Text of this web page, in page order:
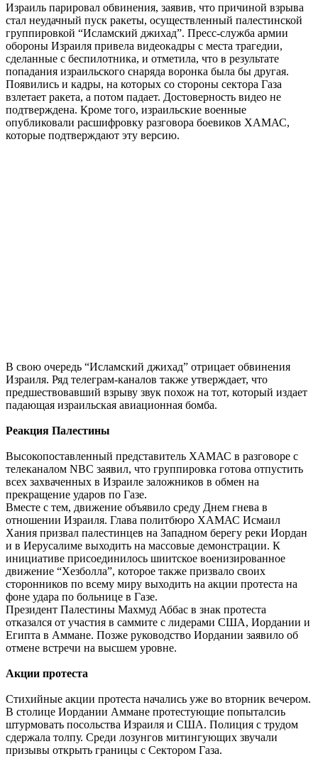
Израиль парировал обвинения, заявив, что причиной взрыва
стал неудачный пуск ракеты, осуществленный палестинской
группировкой “Исламский джихад”. Пресс-служба армии
обороны Израиля привела видеокадры с места трагедии,
сделанные с беспилотника, и отметила, что в результате
попадания израильского снаряда воронка была бы другая.
Появились и кадры, на которых со стороны сектора Газа
взлетает ракета, а потом падает. Достоверность видео не
подтверждена. Кроме того, израильские военные
опубликовали расшифровку разговора боевиков ХАМАС,
которые подтверждают эту версию.
В свою очередь “Исламский джихад” отрицает обвинения
Израиля. Ряд телеграм-каналов также утверждает, что
предшествовавший взрыву звук похож на тот, который издает
падающая израильская авиационная бомба.
Реакция Палестины
Высокопоставленный представитель ХАМАС в разговоре с
телеканалом NBC заявил, что группировка готова отпустить
всех захваченных в Израиле заложников в обмен на
прекращение ударов по Газе.
Вместе с тем, движение объявило среду Днем гнева в
отношении Израиля. Глава политбюро ХАМАС Исмаил
Хания призвал палестинцев на Западном берегу реки Иордан
и в Иерусалиме выходить на массовые демонстрации. К
инициативе присоединилось шиитское военизированное
движение “Хезболла”, которое также призвало своих
сторонников по всему миру выходить на акции протеста на
фоне удара по больнице в Газе.
Президент Палестины Махмуд Аббас в знак протеста
отказался от участия в саммите с лидерами США, Иордании и
Египта в Аммане. Позже руководство Иордании заявило об
отмене встречи на высшем уровне.
Акции протеста
Стихийные акции протеста начались уже во вторник вечером.
В столице Иордании Аммане протестующие попыталсиь
штурмовать посольства Израиля и США. Полиция с трудом
сдержала толпу. Среди лозунгов митингующих звучали
призывы открыть границы с Сектором Газа.